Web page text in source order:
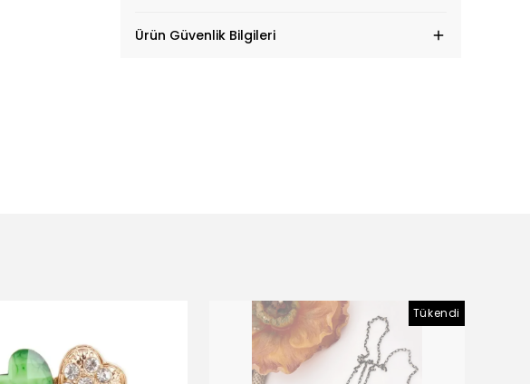
Ürün Güvenlik Bilgileri
Tükendi